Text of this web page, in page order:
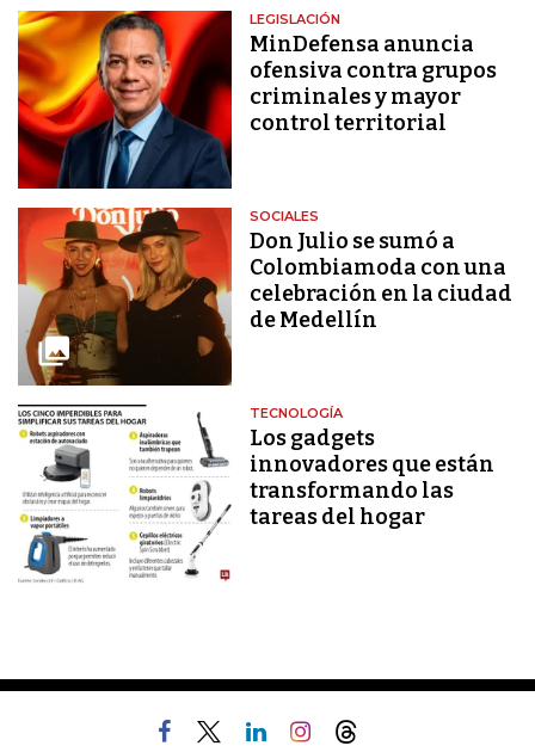
LEGISLACIÓN
MinDefensa anuncia
ofensiva contra grupos
criminales y mayor
control territorial
SOCIALES
Don Julio se sumó a
Colombiamoda con una
celebración en la ciudad
de Medellín
TECNOLOGÍA
Los gadgets
innovadores que están
transformando las
tareas del hogar